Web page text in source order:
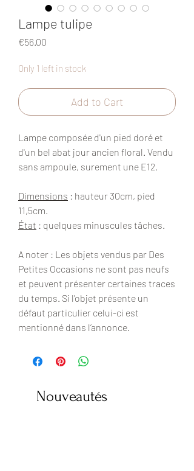
Lampe tulipe
€56.00
Only 1 left in stock
Add to Cart
Lampe composée d'un pied doré et
d'un bel abat jour ancien floral. Vendu
sans ampoule, surement une E12.
Dimensions : hauteur 30cm, pied
11,5cm.
État : quelques minuscules tâches.
A noter : Les objets vendus par Des
Petites Occasions ne sont pas neufs
et peuvent présenter certaines traces
du temps. Si l'objet présente un
défaut particulier celui-ci est
mentionné dans l’annonce.
Nouveautés